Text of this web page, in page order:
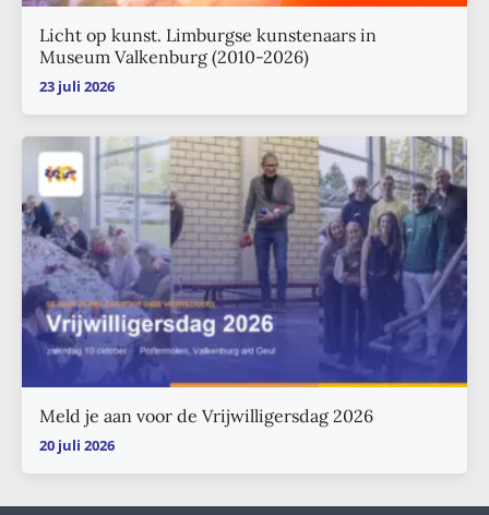
Licht op kunst. Limburgse kunstenaars in
Museum Valkenburg (2010-2026)
23 juli 2026
Meld je aan voor de Vrijwilligersdag 2026
20 juli 2026